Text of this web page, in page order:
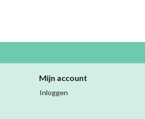
Mijn account
Inloggen